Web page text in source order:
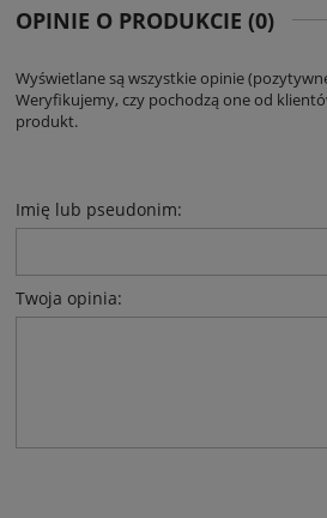
OPINIE O PRODUKCIE (0)
Wyświetlane są wszystkie opinie
Weryfikujemy, czy pochodzą one od
produkt.
Imię lub pseudonim:
Twoja opinia: